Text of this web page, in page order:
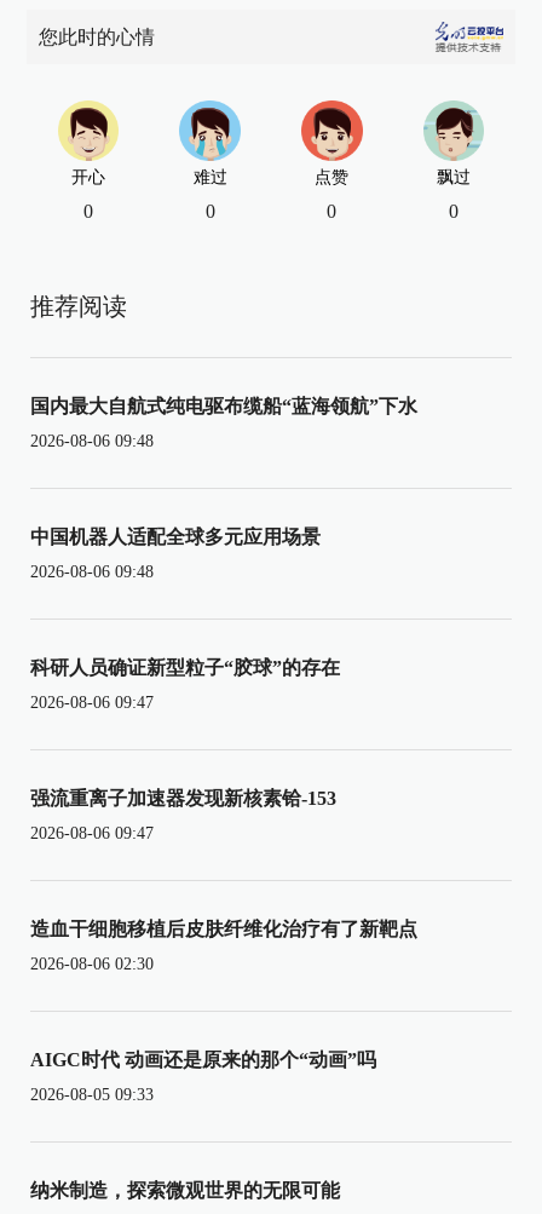
您此时的心情
开心
0
难过
0
点赞
0
飘过
0
推荐阅读
国内最大自航式纯电驱布缆船“蓝海领航”下水
2026-08-06 09:48
中国机器人适配全球多元应用场景
2026-08-06 09:48
科研人员确证新型粒子“胶球”的存在
2026-08-06 09:47
强流重离子加速器发现新核素铪-153
2026-08-06 09:47
造血干细胞移植后皮肤纤维化治疗有了新靶点
2026-08-06 02:30
AIGC时代 动画还是原来的那个“动画”吗
2026-08-05 09:33
纳米制造，探索微观世界的无限可能